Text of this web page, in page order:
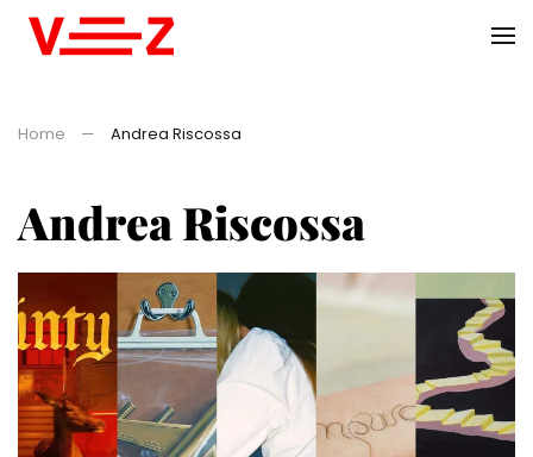
Home Andrea Riscossa
Andrea Riscossa